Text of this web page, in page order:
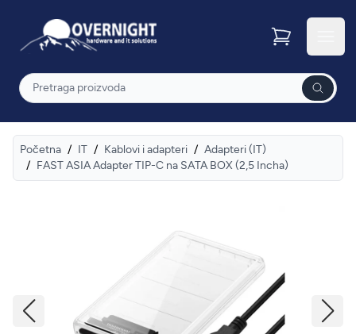
Overnight
Pretraga
Početna / IT / Kablovi i adapteri / Adapteri (IT)
/ FAST ASIA Adapter TIP-C na SATA BOX (2,5 Incha)